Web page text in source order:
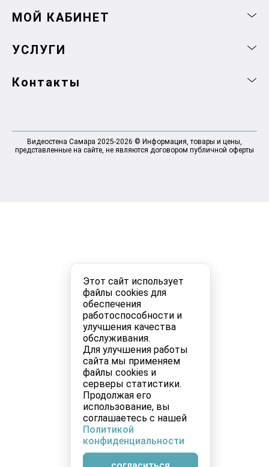
Этот сайт использует
файлы cookies для
обеспечения
работоспособности и
улучшения качества
обслуживания.
Для улучшения работы
сайта мы применяем
файлы cookies и
серверы статистики.
Продолжая его
использование, вы
соглашаетесь с нашей
Политикой
конфиденциальности
МОЙ КАБИНЕТ
УСЛУГИ
Контакты
Видеостена Самара 2025-2026 © Информация, товары и цены,
представленные на сайте, не являются договором публичной оферты